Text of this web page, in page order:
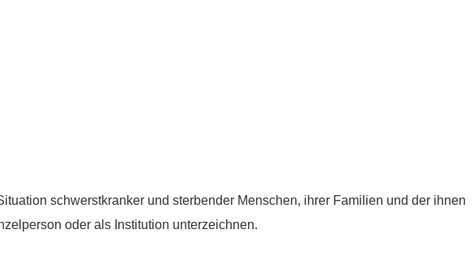
schwerstkranker und sterbender Menschen, ihrer Familien und der ihnen
oder als Institution unterzeichnen.